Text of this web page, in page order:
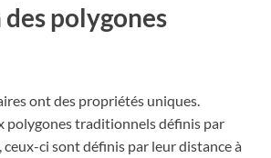
polygones
ont des propriétés uniques.
polygones traditionnels définis par
ceux-ci sont définis par leur distance à